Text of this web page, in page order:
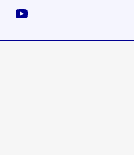
Instagram